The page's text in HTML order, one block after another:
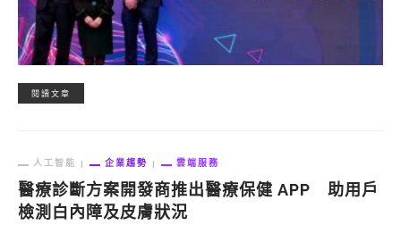
閱讀文章
人工智能 企業趨勢 雲端服務
醫療診斷方案開發商推出醫療保健 APP 助用戶
檢測白內障及皮膚狀況